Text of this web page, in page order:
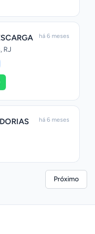
RJ
há 6 meses
há 6 meses
Próximo